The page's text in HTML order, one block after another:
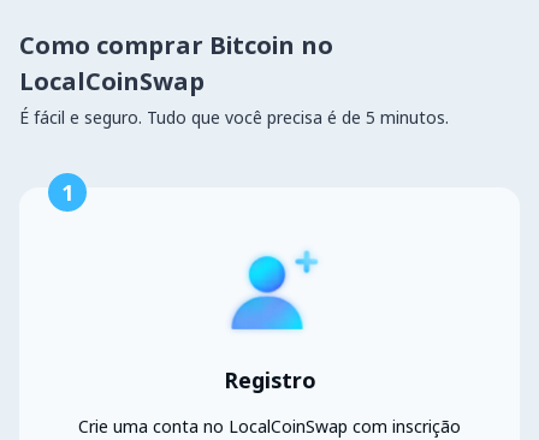
Como comprar Bitcoin no
LocalCoinSwap
É fácil e seguro. Tudo que você precisa é de 5 minutos.
1
Registro
Crie uma conta no LocalCoinSwap com inscrição